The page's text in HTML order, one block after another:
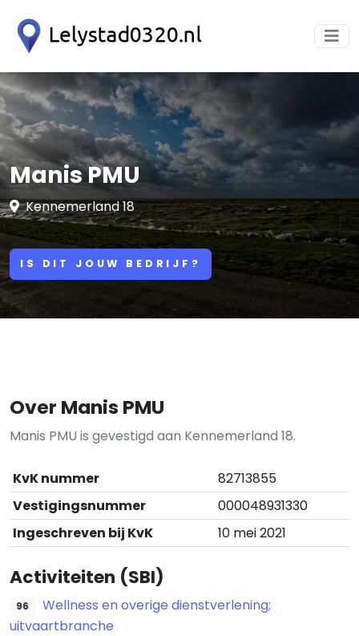
Manis PMU
Kennemerland 18
IS DIT JOUW BEDRIJF?
Over Manis PMU
Manis PMU is gevestigd aan Kennemerland 18.
KvK nummer
82713855
Vestigingsnummer
000048931330
Ingeschreven bij KvK
10 mei 2021
Activiteiten (SBI)
96
Wellness en overige dienstverlening;
uitvaartbranche